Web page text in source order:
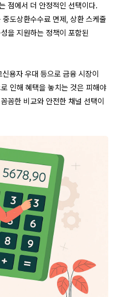
점에서 더 안정적인 선택이다.
도상환수수료 면제, 상환 스케줄
을 지원하는 정책이 포함된
용자 우대 등으로 금융 시장이
인해 혜택을 놓치는 것은 피해야
꼼한 비교와 안전한 채널 선택이